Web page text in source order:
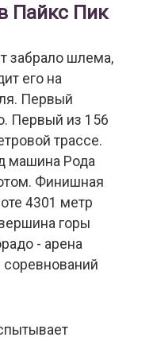
Пайкс Пик
забрало шлема,
его на
Первый
Первый из 156
трассе.
машина Рода
Финишная
4301 метр
горы
- арена